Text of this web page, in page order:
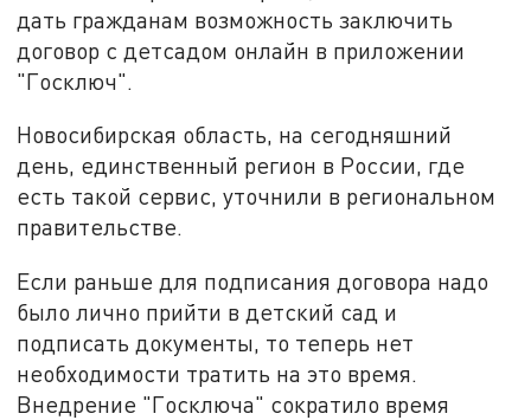
дать гражданам возможность заключить
договор с детсадом онлайн в приложении
"Госключ".
Новосибирская область, на сегодняшний
день, единственный регион в России, где
есть такой сервис, уточнили в региональном
правительстве.
Если раньше для подписания договора надо
было лично прийти в детский сад и
подписать документы, то теперь нет
необходимости тратить на это время.
Внедрение "Госключа" сократило время